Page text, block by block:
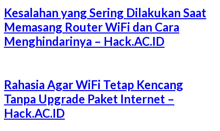
Kesalahan yang Sering Dilakukan Saat
Memasang Router WiFi dan Cara
Menghindarinya – Hack.AC.ID
Rahasia Agar WiFi Tetap Kencang
Tanpa Upgrade Paket Internet –
Hack.AC.ID